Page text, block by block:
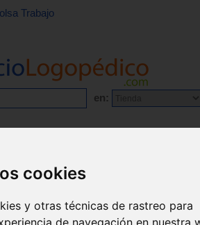
cookies
y otras técnicas de rastreo para
de navegación en nuestra
Trabajo
en: